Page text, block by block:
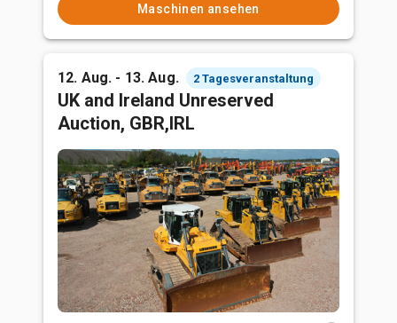
Maschinen ansehen
12. Aug. - 13. Aug. 2 Tagesveranstaltung
UK and Ireland Unreserved
Auction, GBR,IRL